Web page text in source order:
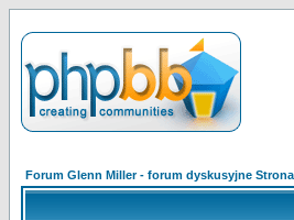
Forum Glenn Miller - forum dyskusyjne Strona